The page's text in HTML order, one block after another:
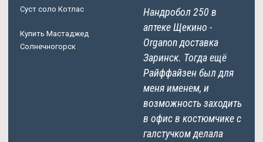
Суст соло Котлас
Купить Мастаджед
Солнечногорск
Нандробол 250 в
аптеке Щекино -
Organon доставка
Заринск. Тогда ещё
Райффайзен был для
меня именем, и
возможность заходить
в офис в костюмчике с
галстучком делала